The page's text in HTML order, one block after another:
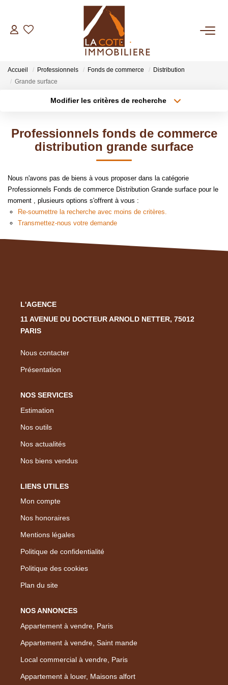
ACHETER
ESTIMER
NOTRE AGENCE
Qui Sommes Nous
Notre Équipe
Nos Actualités
Accueil Professionnels Fonds de commerce
Distribution
Grande surface
Modifier les critères de recherche
Sélectionnez...
Type de bien
Surface min
Créer une alerte
Professionnels fonds de commerce
distribution grande surface
Nous n'avons pas de biens à vous proposer dans la catégorie
Professionnels Fonds de commerce Distribution Grande surface pour le
moment , plusieurs options s'offrent à vous :
Re-soumettre la recherche avec moins de critères.
Transmettez-nous votre demande
L'AGENCE
11 AVENUE DU DOCTEUR ARNOLD NETTER, 75012
PARIS
Nous contacter
Présentation
NOS SERVICES
Estimation
Nos outils
Nos actualités
Nos biens vendus
LIENS UTILES
Mon compte
Nos honoraires
Mentions légales
Politique de confidentialité
Politique des cookies
Plan du site
NOS ANNONCES
Appartement à vendre, Paris
Appartement à vendre, Saint mande
Local commercial à vendre, Paris
Appartement à louer, Maisons alfort